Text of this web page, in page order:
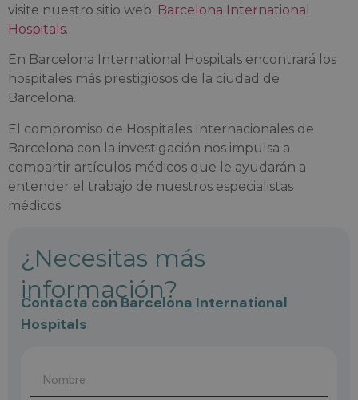
visite nuestro sitio web: Barcelona International
Hospitals.
En Barcelona International Hospitals encontrará los
hospitales más prestigiosos de la ciudad de
Barcelona.
El compromiso de Hospitales Internacionales de
Barcelona con la investigación nos impulsa a
compartir artículos médicos que le ayudarán a
entender el trabajo de nuestros especialistas
médicos.
¿Necesitas más
información?
Contacta con Barcelona International
Hospitals